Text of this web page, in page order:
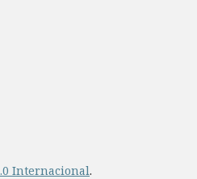
Internacional.